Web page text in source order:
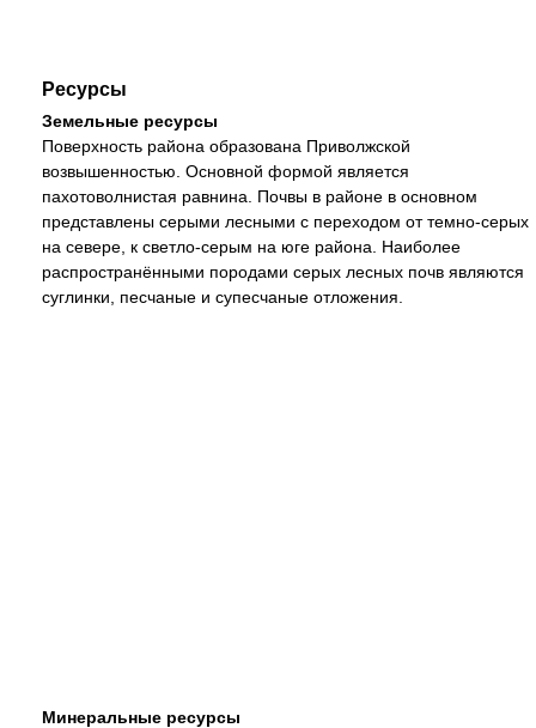
Ресурсы
Земельные ресурсы
Поверхность района образована Приволжской
возвышенностью. Основной формой является
пахотоволнистая равнина. Почвы в районе в основном
представлены серыми лесными с переходом от темно-серых
на севере, к светло-серым на юге района. Наиболее
распространёнными породами серых лесных почв являются
суглинки, песчаные и супесчаные отложения.
Минеральные ресурсы